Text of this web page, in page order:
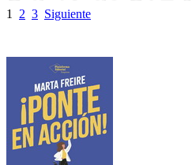
1 2 3 Siguiente